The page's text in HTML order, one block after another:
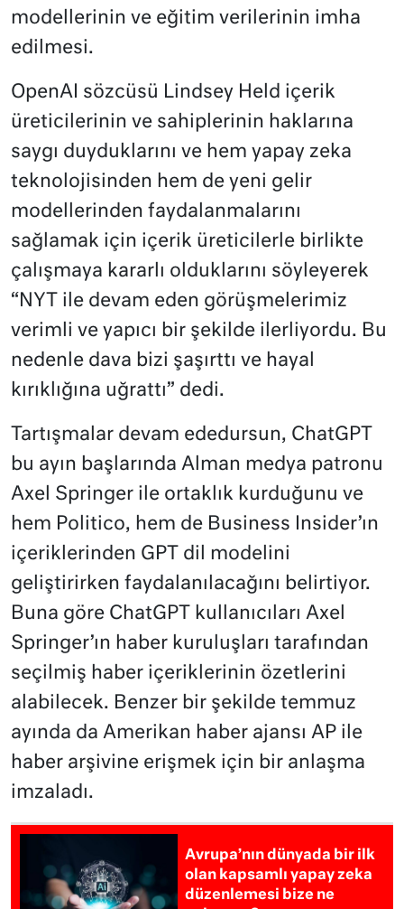
modellerinin ve eğitim verilerinin imha
edilmesi.
OpenAI sözcüsü Lindsey Held içerik
üreticilerinin ve sahiplerinin haklarına
saygı duyduklarını ve hem yapay zeka
teknolojisinden hem de yeni gelir
modellerinden faydalanmalarını
sağlamak için içerik üreticilerle birlikte
çalışmaya kararlı olduklarını söyleyerek
“NYT ile devam eden görüşmelerimiz
verimli ve yapıcı bir şekilde ilerliyordu. Bu
nedenle dava bizi şaşırttı ve hayal
kırıklığına uğrattı” dedi.
Tartışmalar devam ededursun, ChatGPT
bu ayın başlarında Alman medya patronu
Axel Springer ile ortaklık kurduğunu ve
hem Politico, hem de Business Insider’ın
içeriklerinden GPT dil modelini
geliştirirken faydalanılacağını belirtiyor.
Buna göre ChatGPT kullanıcıları Axel
Springer’ın haber kuruluşları tarafından
seçilmiş haber içeriklerinin özetlerini
alabilecek. Benzer bir şekilde temmuz
ayında da Amerikan haber ajansı AP ile
haber arşivine erişmek için bir anlaşma
imzaladı.
Avrupa’nın dünyada bir ilk
olan kapsamlı yapay zeka
düzenlemesi bize ne